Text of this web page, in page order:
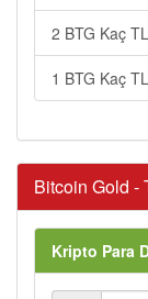
2 BTG Kaç
1 BTG Kaç
Bitcoin Gold -
Kripto Para